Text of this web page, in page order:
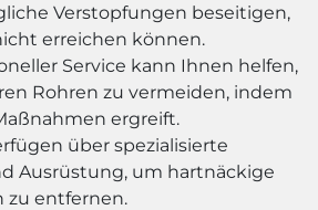
Verstopfungen beseitigen,
erreichen können.
Service kann Ihnen helfen,
Rohren zu vermeiden, indem
ergreift.
über spezialisierte
Ausrüstung, um hartnäckige
zu entfernen.